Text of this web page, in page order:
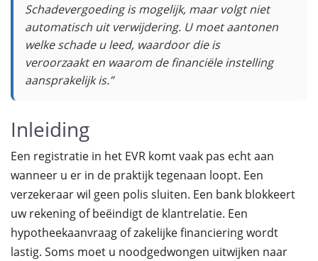
Schadevergoeding is mogelijk, maar volgt niet
automatisch uit verwijdering. U moet aantonen
welke schade u leed, waardoor die is
veroorzaakt en waarom de financiële instelling
aansprakelijk is.”
Inleiding
Een registratie in het EVR komt vaak pas echt aan
wanneer u er in de praktijk tegenaan loopt. Een
verzekeraar wil geen polis sluiten. Een bank blokkeert
uw rekening of beëindigt de klantrelatie. Een
hypotheekaanvraag of zakelijke financiering wordt
lastig. Soms moet u noodgedwongen uitwijken naar